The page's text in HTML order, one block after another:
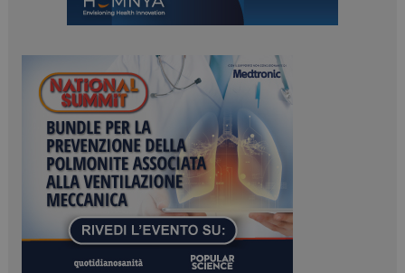
ARRAffinitySameSite
Microsoft Corporation
.www.dailyhealthindustry.it